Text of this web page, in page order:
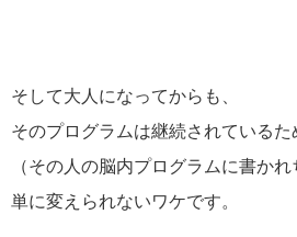
そして大人になってからも、
そのプログラムは継続されているた
（その人の脳内プログラムに書か
単に変えられないワケです。